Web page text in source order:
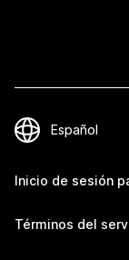
Inicio de sesión
Términos del